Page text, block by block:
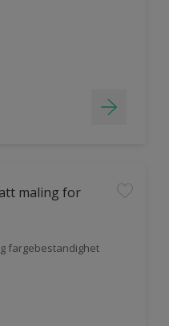
maling for
fargebestandighet